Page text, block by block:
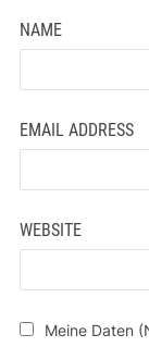
NAME
EMAIL ADDRESS
WEBSITE
Meine Daten